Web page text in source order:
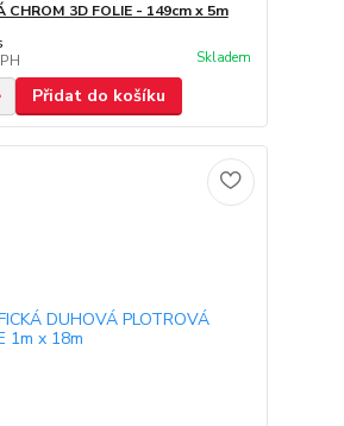
CHROM 3D FOLIE - 149cm x 5m
Skladem
Přidat do košíku